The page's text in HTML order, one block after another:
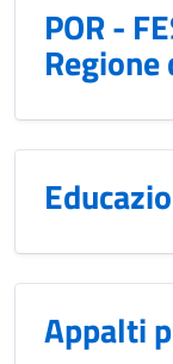
POR -
Appalti